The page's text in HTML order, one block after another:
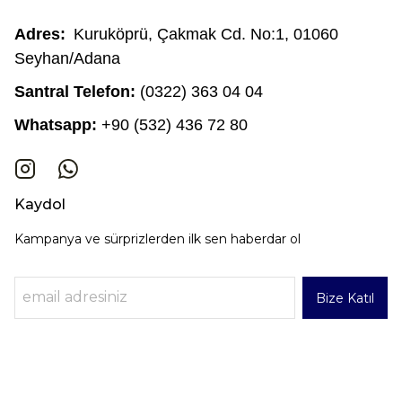
Adres: Kuruköprü, Çakmak Cd. No:1, 01060
Seyhan/Adana
Santral Telefon: (0322) 363 04 04
Whatsapp: +90 (532) 436 72 80
Kaydol
Kampanya ve sürprizlerden ilk sen haberdar ol
Bize Katıl